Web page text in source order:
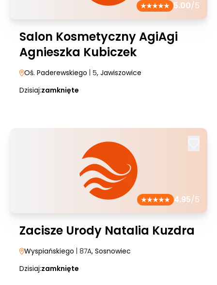
5.00/5
Salon Kosmetyczny AgiAgi
Agnieszka Kubiczek
Oś. Paderewskiego | 5, Jawiszowice
Dzisiaj:zamknięte
4.95/5
Zacisze Urody Natalia Kuzdra
Wyspiańskiego | 87A, Sosnowiec
Dzisiaj:zamknięte